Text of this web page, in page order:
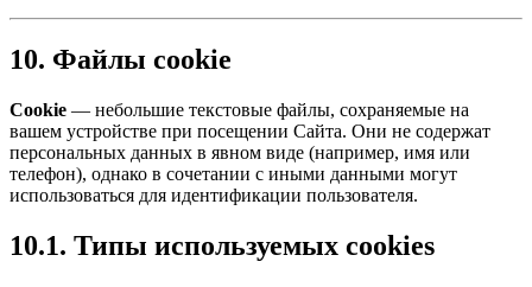
10. Файлы cookie
Cookie — небольшие текстовые файлы, сохраняемые на
вашем устройстве при посещении Сайта. Они не содержат
персональных данных в явном виде (например, имя или
телефон), однако в сочетании с иными данными могут
использоваться для идентификации пользователя.
10.1. Типы используемых cookies